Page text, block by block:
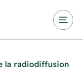
la radiodiffusion